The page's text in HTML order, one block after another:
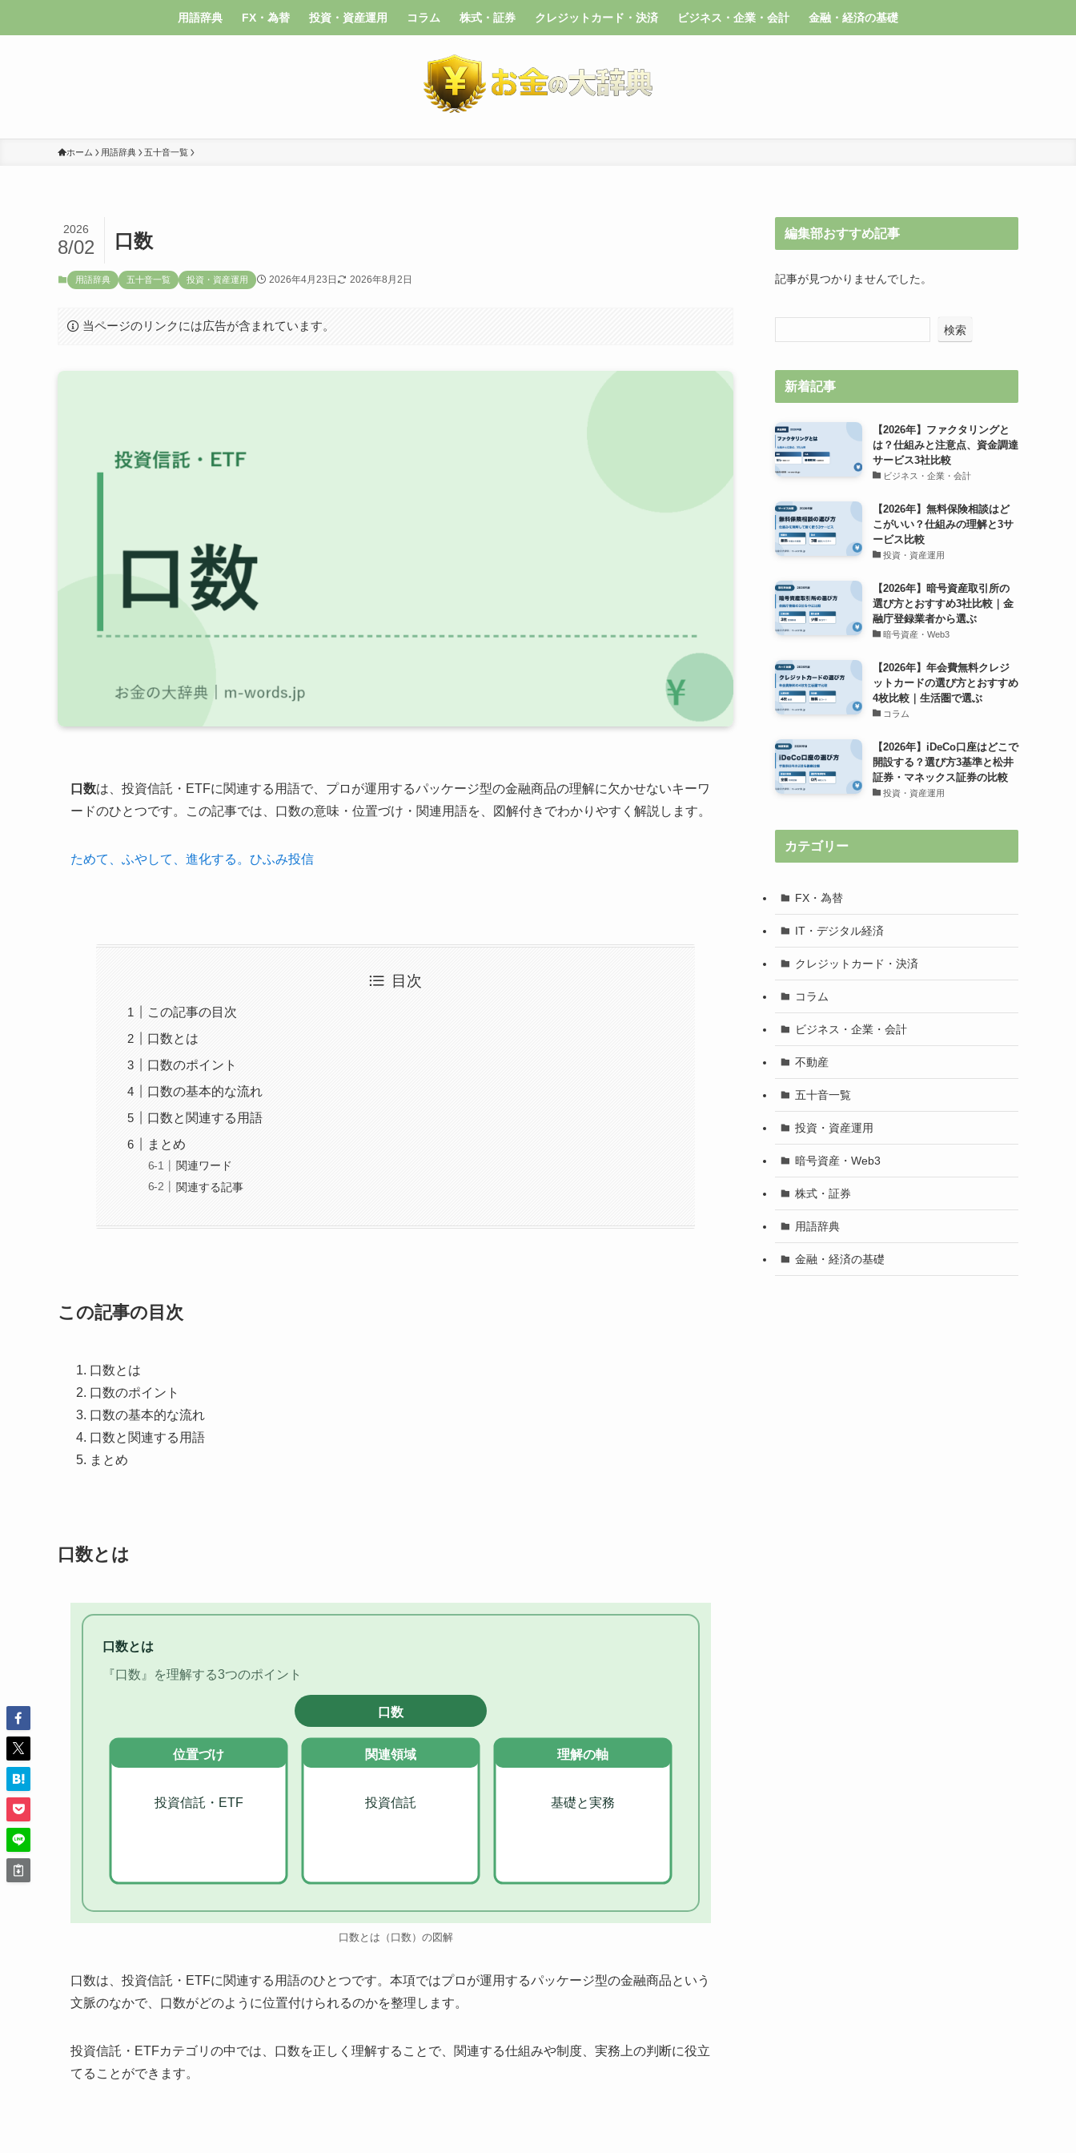
用語辞典 FX・為替 投資・資産運用 コラム 株式・証券 クレジットカード・決済 ビジネス・企業・会計 金融・経済の基礎
ホーム 用語辞典 五十音一覧
口数
2026
8/02
用語辞典 五十音一覧 投資・資産運用 2026年4月23日 2026年8月2日
当ページのリンクには広告が含まれています。
口数は、投資信託・ETFに関連する用語で、プロが運用するパッケージ型の金融商品の理解に欠かせないキーワ
ードのひとつです。この記事では、口数の意味・位置づけ・関連用語を、図解付きでわかりやすく解説します。
ためて、ふやして、進化する。ひふみ投信
目次
この記事の目次
口数とは
口数のポイント
口数の基本的な流れ
口数と関連する用語
まとめ
関連ワード
関連する記事
この記事の目次
口数とは
口数のポイント
口数の基本的な流れ
口数と関連する用語
まとめ
口数とは
口数とは
『口数』を理解する3つのポイント
口数
位置づけ
投資信託・ETF
関連領域
投資信託
理解の軸
基礎と実務
口数とは（口数）の図解
口数は、投資信託・ETFに関連する用語のひとつです。本項ではプロが運用するパッケージ型の金融商品という
文脈のなかで、口数がどのように位置付けられるのかを整理します。
投資信託・ETFカテゴリの中では、口数を正しく理解することで、関連する仕組みや制度、実務上の判断に役立
てることができます。
編集部おすすめ記事
記事が見つかりませんでした。
検索
新着記事
【2026年】ファクタリングと
は？仕組みと注意点、資金調達
サービス3社比較
ビジネス・企業・会計
【2026年】無料保険相談はど
こがいい？仕組みの理解と3サ
ービス比較
投資・資産運用
【2026年】暗号資産取引所の
選び方とおすすめ3社比較｜金
融庁登録業者から選ぶ
暗号資産・Web3
【2026年】年会費無料クレジ
ットカードの選び方とおすすめ
4枚比較｜生活圏で選ぶ
コラム
【2026年】iDeCo口座はどこで
開設する？選び方3基準と松井
証券・マネックス証券の比較
投資・資産運用
カテゴリー
FX・為替
IT・デジタル経済
クレジットカード・決済
コラム
ビジネス・企業・会計
不動産
五十音一覧
投資・資産運用
暗号資産・Web3
株式・証券
用語辞典
金融・経済の基礎